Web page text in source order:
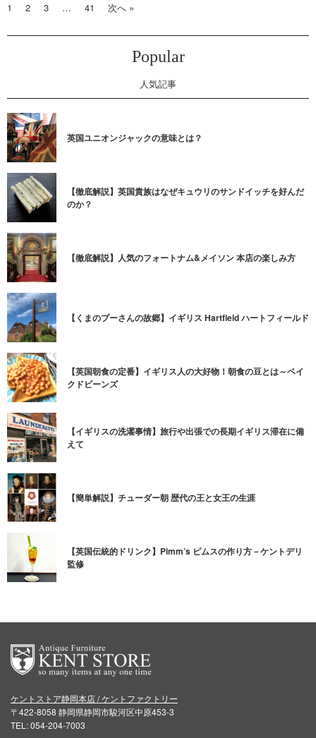
1 2 3 … 41 次へ »
Popular
人気記事
英国ユニオンジャックの意味とは？
【徹底解説】英国貴族はなぜキュウリのサンドイッチを好んだ
のか？
【徹底解説】人気のフォートナム&メイソン 本店の楽しみ方
【くまのプーさんの故郷】イギリス Hartfield ハートフィールド
【英国朝食の定番】イギリス人の大好物！朝食の豆とは～ベイ
クドビーンズ
【イギリスの洗濯事情】旅行や出張での長期イギリス滞在に備
えて
【簡単解説】チューダー朝 歴代の王と女王の生涯
【英国伝統的ドリンク】Pimm’s ピムスの作り方－ケントデリ
監修
ケントストア静岡本店 / ケントファクトリー
〒422-8058 静岡県静岡市駿河区中原453-3
TEL: 054-204-7003